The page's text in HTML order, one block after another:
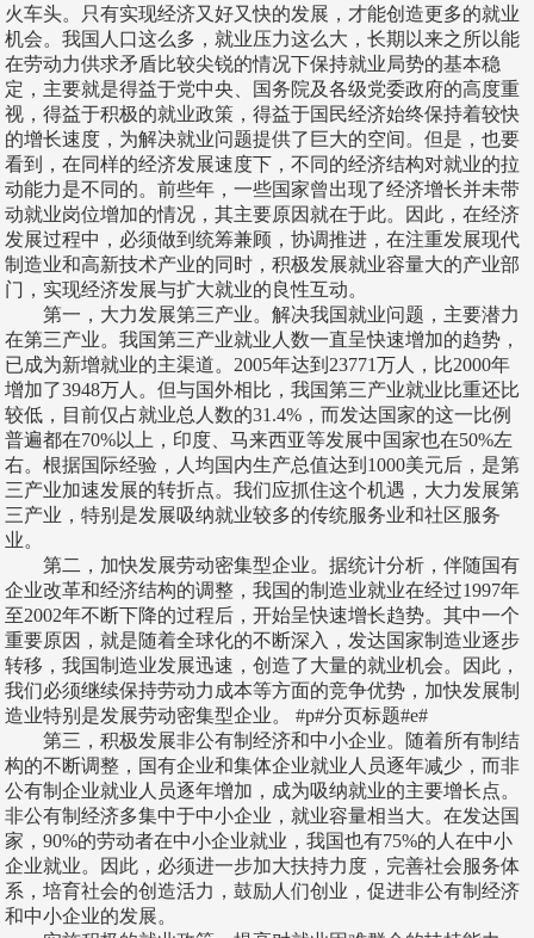
火车头。只有实现经济又好又快的发展，才能创造更多的就业
机会。我国人口这么多，就业压力这么大，长期以来之所以能
在劳动力供求矛盾比较尖锐的情况下保持就业局势的基本稳
定，主要就是得益于党中央、国务院及各级党委政府的高度重
视，得益于积极的就业政策，得益于国民经济始终保持着较快
的增长速度，为解决就业问题提供了巨大的空间。但是，也要
看到，在同样的经济发展速度下，不同的经济结构对就业的拉
动能力是不同的。前些年，一些国家曾出现了经济增长并未带
动就业岗位增加的情况，其主要原因就在于此。因此，在经济
发展过程中，必须做到统筹兼顾，协调推进，在注重发展现代
制造业和高新技术产业的同时，积极发展就业容量大的产业部
门，实现经济发展与扩大就业的良性互动。
第一，大力发展第三产业。解决我国就业问题，主要潜力
在第三产业。我国第三产业就业人数一直呈快速增加的趋势，
已成为新增就业的主渠道。2005年达到23771万人，比2000年
增加了3948万人。但与国外相比，我国第三产业就业比重还比
较低，目前仅占就业总人数的31.4%，而发达国家的这一比例
普遍都在70%以上，印度、马来西亚等发展中国家也在50%左
右。根据国际经验，人均国内生产总值达到1000美元后，是第
三产业加速发展的转折点。我们应抓住这个机遇，大力发展第
三产业，特别是发展吸纳就业较多的传统服务业和社区服务
业。
第二，加快发展劳动密集型企业。据统计分析，伴随国有
企业改革和经济结构的调整，我国的制造业就业在经过1997年
至2002年不断下降的过程后，开始呈快速增长趋势。其中一个
重要原因，就是随着全球化的不断深入，发达国家制造业逐步
转移，我国制造业发展迅速，创造了大量的就业机会。因此，
我们必须继续保持劳动力成本等方面的竞争优势，加快发展制
造业特别是发展劳动密集型企业。 #p#分页标题#e#
第三，积极发展非公有制经济和中小企业。随着所有制结
构的不断调整，国有企业和集体企业就业人员逐年减少，而非
公有制企业就业人员逐年增加，成为吸纳就业的主要增长点。
非公有制经济多集中于中小企业，就业容量相当大。在发达国
家，90%的劳动者在中小企业就业，我国也有75%的人在中小
企业就业。因此，必须进一步加大扶持力度，完善社会服务体
系，培育社会的创造活力，鼓励人们创业，促进非公有制经济
和中小企业的发展。